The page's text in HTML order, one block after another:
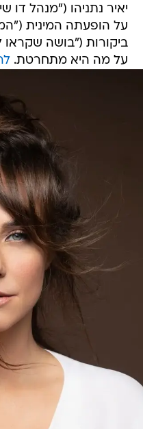
יאיר נתניהו ("מנהל דו
על הופעתה המינית
ביקורות ("בושה שקראו
על מה היא מתחרטת.